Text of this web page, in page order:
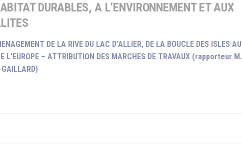
DURABLES, A L’ENVIRONNEMENT ET AUX
DE LA RIVE DU LAC D’ALLIER, DE LA BOUCLE DES ISLES AU
L’EUROPE – ATTRIBUTION DES MARCHES DE TRAVAUX (rapporteur M.